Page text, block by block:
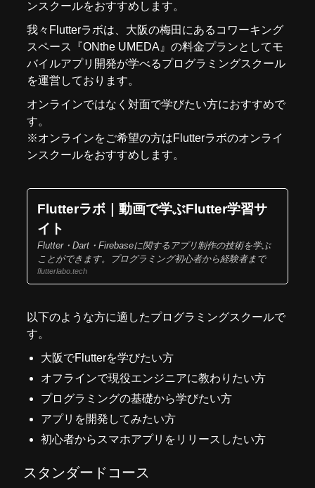
ンスクールをおすすめします。
我々 Flutterラボは、大阪の梅田にあるコワーキング
スペース『ONthe UMEDA 』の料金プランとしてモ
バイルアプリ開発が学べるプログラミングスクール
を運営しております。
オンラインではなく対面で学びたい方におすすめで
す。
※オンラインをご希望の方はFlutterラボのオンライ
ンスクールをおすすめします。
Flutterラボ｜動画で学ぶFlutter学習サ
イト
Flutter・Dart・Firebaseに関するアプリ制作の技術を学ぶ
ことができます。プログラミング初心者から経験者まで
flutterlabo.tech
以下のような方に適したプログラミングスクールで
す。
大阪でFlutterを学びたい方
オフラインで現役エンジニアに教わりたい方
プログラミングの基礎から学びたい方
アプリを開発してみたい方
初心者からスマホアプリをリリースしたい方
スタンダードコース